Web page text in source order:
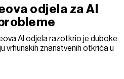
odjela za AI
AI odjela razotkrio je duboke
vrhunskih znanstvenih otkrića u